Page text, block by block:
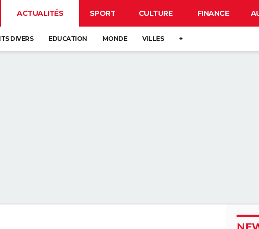
ACTUALITÉS SPORT CULTURE FINANCE
DIVERS EDUCATION MONDE VILLES +